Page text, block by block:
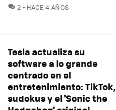
2 COMENTARIOS
HACE 4 AÑOS
Tesla actualiza su
software a lo grande
centrado en el
entretenimiento: TikTok,
sudokus y el 'Sonic the